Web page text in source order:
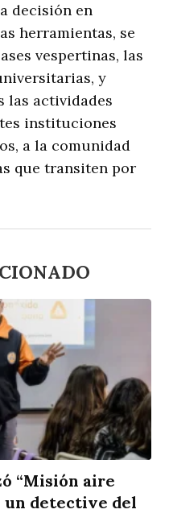
decisión en
herramientas, se
vespertinas, las
y
las actividades
instituciones
a la comunidad
que transiten por
“Misión aire
detective del